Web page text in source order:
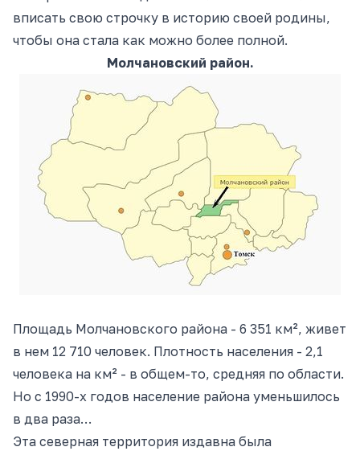
вписать свою строчку в историю своей родины,
чтобы она стала как можно более полной.
Молчановский район.
Площадь Молчановского района - 6 351 км², живет
в нем 12 710 человек. Плотность населения - 2,1
человека на км² - в общем-то, средняя по области.
Но с 1990-х годов население района уменьшилось
в два раза…
Эта северная территория издавна была